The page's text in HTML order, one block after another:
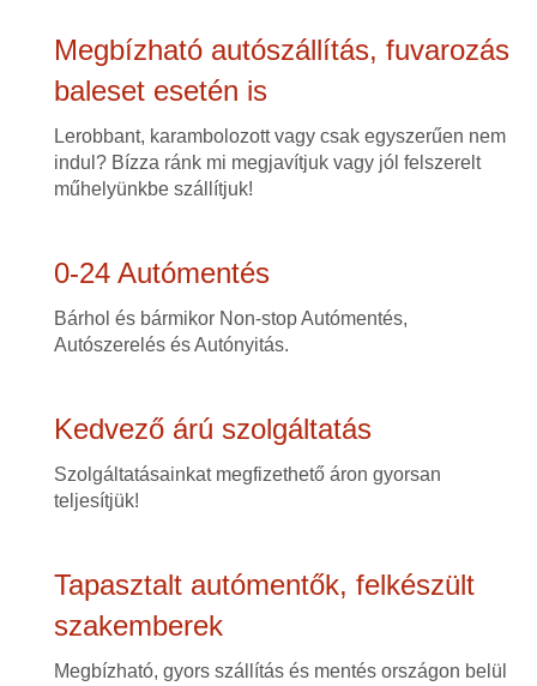
Megbízható autószállítás, fuvarozás
baleset esetén is
Lerobbant, karambolozott vagy csak egyszerűen nem
indul? Bízza ránk mi megjavítjuk vagy jól felszerelt
műhelyünkbe szállítjuk!
0-24 Autómentés
Bárhol és bármikor Non-stop Autómentés,
Autószerelés és Autónyitás.
Kedvező árú szolgáltatás
Szolgáltatásainkat megfizethető áron gyorsan
teljesítjük!
Tapasztalt autómentők, felkészült
szakemberek
Megbízható, gyors szállítás és mentés országon belül